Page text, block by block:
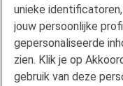
Actuele rente
Downloads
Kredietgids
Toegang
unieke
jouw persoonlijke
gepersonaliseerde
zien. Klik je op
gebruik van deze